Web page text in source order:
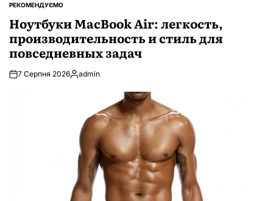
ОПУБЛІКУВАТИ
РЕКОМЕНДУЄМО
Ноутбуки MacBook Air: легкость,
производительность и стиль для
повседневных задач
7 Серпня 2026Опубліковано
admin